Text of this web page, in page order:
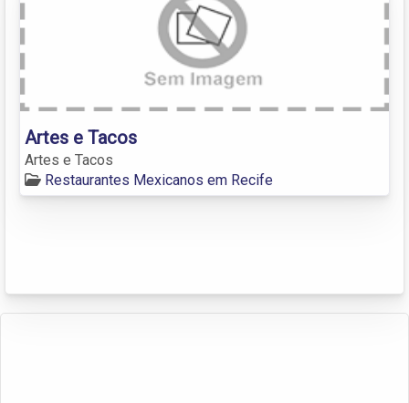
Artes e Tacos
Artes e Tacos
Restaurantes Mexicanos em Recife